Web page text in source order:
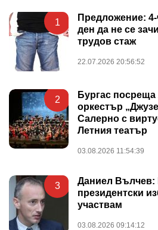
1
Предложение:
ден да не се
трудов стаж
22.07.2026 20:56:52
2
Бургас
оркестър
Салерно с
Летния театър
03.08.2026 11:54:39
3
Даниел Вълчев:
президентски
участвам
03.08.2026 09:14:12